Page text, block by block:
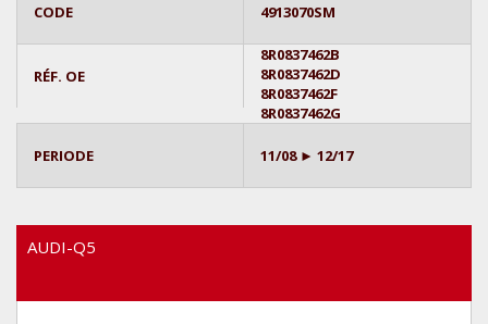
CODE 4913070SM
RÉF. OE
8R0837462B
8R0837462D
8R0837462F
8R0837462G
PERIODE 11/08 ► 12/17
AUDI-Q5